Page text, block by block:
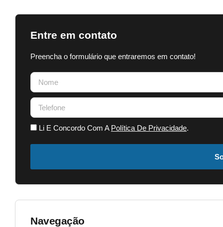
Entre em contato
Preencha o formulário que entraremos em contato!
Li E Concordo Com A Política De Privacidade.
Navegação